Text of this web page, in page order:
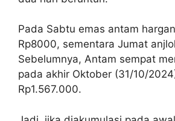
Pada Sabtu emas antam
Rp8000, sementara Jumat
Sebelumnya, Antam sempat
pada akhir Oktober (31/10/
Rp1.567.000.